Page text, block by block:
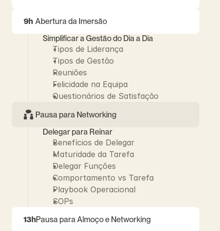
9h Abertura da Imersão
Simplificar a Gestão do Dia a Dia
Tipos de Liderança
Tipos de Gestão
Reuniões
Felicidade na Equipa
Questionários de Satisfação
Pausa para Networking
Delegar para Reinar
Benefícios de Delegar
Maturidade da Tarefa
Delegar Funções
Comportamento vs Tarefa
Playbook Operacional
SOPs
Pausa para Almoço e Networking
13h